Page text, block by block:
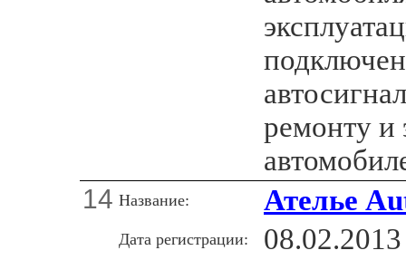
ремонту и
14 Название: Ателье
Дата регистрации: 08.02.2013